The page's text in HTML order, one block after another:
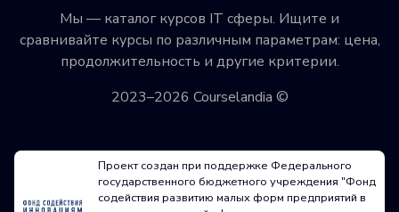
Мы — каталог курсов IT сферы. Ищите и
сравнивайте курсы по различным параметрам: цена,
продолжительность и другие критерии.
2023–2026 Courselandia ©
Проект создан при поддержке Федерального
государственного бюджетного учреждения "Фонд
содействия развитию малых форм предприятий в